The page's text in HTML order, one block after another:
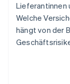
Lieferantinnen
Welche
hängt von der